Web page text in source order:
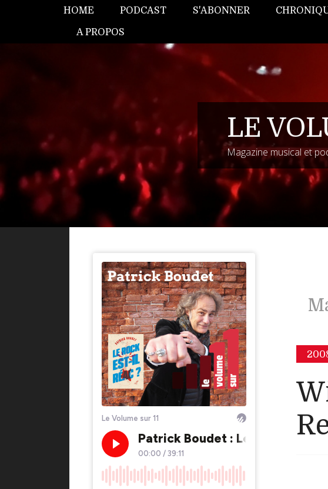
HOME PODCAST S'ABONNER
A PROPOS
LE
Magazine musical et